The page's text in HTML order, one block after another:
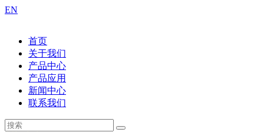
EN
首页
关于我们
产品中心
产品应用
新闻中心
联系我们